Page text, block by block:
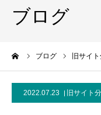
ブログ
ブログ 旧サイ
2022.07.23 旧サイト分